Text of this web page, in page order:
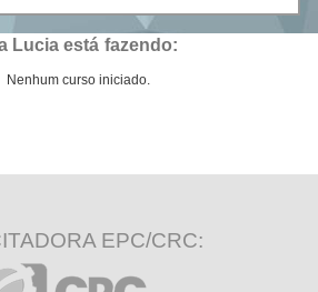
Lucia está fazendo:
Nenhum curso iniciado.
EPC/CRC: